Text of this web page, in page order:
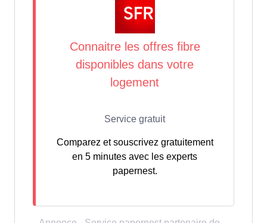
Comparez et souscrivez gratuitement
en 5 minutes avec les experts
papernest.